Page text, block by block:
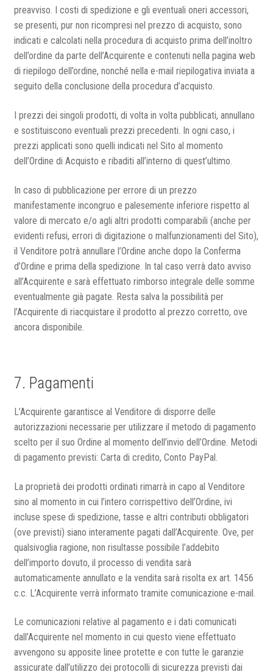
preavviso. I costi di spedizione e gli eventuali oneri accessori,
se presenti, pur non ricompresi nel prezzo di acquisto, sono
indicati e calcolati nella procedura di acquisto prima dell’inoltro
dell’ordine da parte dell’Acquirente e contenuti nella pagina web
di riepilogo dell’ordine, nonché nella e-mail riepilogativa inviata a
seguito della conclusione della procedura d’acquisto.
I prezzi dei singoli prodotti, di volta in volta pubblicati, annullano
e sostituiscono eventuali prezzi precedenti. In ogni caso, i
prezzi applicati sono quelli indicati nel Sito al momento
dell’Ordine di Acquisto e ribaditi all’interno di quest’ultimo.
In caso di pubblicazione per errore di un prezzo
manifestamente incongruo e palesemente inferiore rispetto al
valore di mercato e/o agli altri prodotti comparabili (anche per
evidenti refusi, errori di digitazione o malfunzionamenti del Sito),
il Venditore potrà annullare l’Ordine anche dopo la Conferma
d’Ordine e prima della spedizione. In tal caso verrà dato avviso
all’Acquirente e sarà effettuato rimborso integrale delle somme
eventualmente già pagate. Resta salva la possibilità per
l’Acquirente di riacquistare il prodotto al prezzo corretto, ove
ancora disponibile.
7. Pagamenti
L’Acquirente garantisce al Venditore di disporre delle
autorizzazioni necessarie per utilizzare il metodo di pagamento
scelto per il suo Ordine al momento dell’invio dell’Ordine. Metodi
di pagamento previsti: Carta di credito, Conto PayPal.
La proprietà dei prodotti ordinati rimarrà in capo al Venditore
sino al momento in cui l’intero corrispettivo dell’Ordine, ivi
incluse spese di spedizione, tasse e altri contributi obbligatori
(ove previsti) siano interamente pagati dall’Acquirente. Ove, per
qualsivoglia ragione, non risultasse possibile l’addebito
dell’importo dovuto, il processo di vendita sarà
automaticamente annullato e la vendita sarà risolta ex art. 1456
c.c. L’Acquirente verrà informato tramite comunicazione e-mail.
Le comunicazioni relative al pagamento e i dati comunicati
dall’Acquirente nel momento in cui questo viene effettuato
avvengono su apposite linee protette e con tutte le garanzie
assicurate dall’utilizzo dei protocolli di sicurezza previsti dai